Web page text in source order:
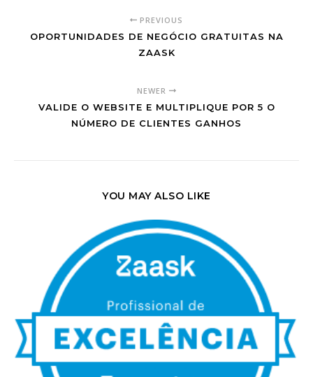
PREVIOUS
OPORTUNIDADES DE NEGÓCIO GRATUITAS NA
ZAASK
NEWER
VALIDE O WEBSITE E MULTIPLIQUE POR 5 O
NÚMERO DE CLIENTES GANHOS
YOU MAY ALSO LIKE